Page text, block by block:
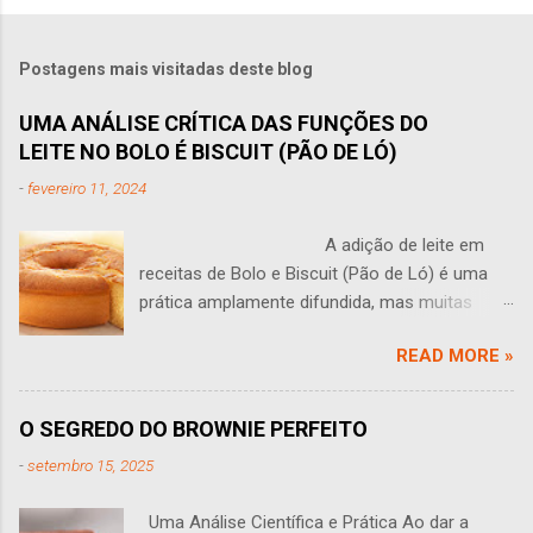
Postagens mais visitadas deste blog
UMA ANÁLISE CRÍTICA DAS FUNÇÕES DO
LEITE NO BOLO É BISCUIT (PÃO DE LÓ)
- fevereiro 11, 2024
A adição de leite em
receitas de Bolo e Biscuit (Pão de Ló) é uma
prática amplamente difundida, mas muitas
sentido em um bolo? Você às vezes se faz
perguntas como essa? Esta pergunta leva a
uma análise aprofundada do papel do leite na
traz várias propriedades que podem influenciar
READ MORE »
O SEGREDO DO BROWNIE PERFEITO
-setembro 15, 2025
Uma Análise Científica e Prática Ao dar a